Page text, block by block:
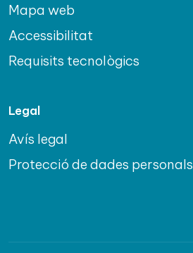
Mapa web
Accessibilitat
Requisits tecnològics
Legal
Avís legal
Protecció de dades personals